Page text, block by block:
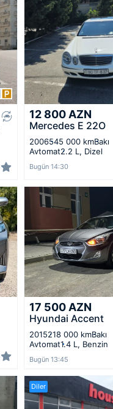
12 800 AZN
Mercedes E 22O
2006545 000 kmBakı
Avtomat2.2 L, Dizel
Bugün 14:30
17 500 AZN
Hyundai Accent
2015218 000 kmBakı
Avtomat1.4 L, Benzin
Bugün 13:45
Diler